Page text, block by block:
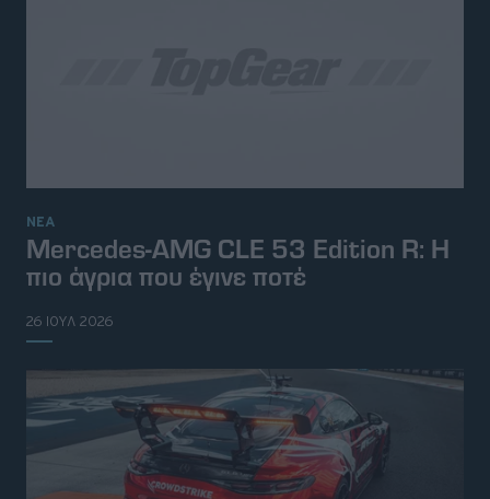
ΝΕΑ
Mercedes-AMG CLE 53 Edition R: Η
πιο άγρια που έγινε ποτέ
26 ΙΟΥΛ 2026
© 2026 Topgear
Attica Media Online Network
Σχετικά με εμάς
Επικοινωνήστε μαζί μας
Διαφημιστείτε
Όροι Χρήσης - Πολιτική Απορρήτου